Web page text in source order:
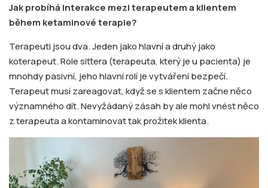
Jak probíhá interakce mezi terapeutem a klientem
během ketaminové terapie?
Terapeuti jsou dva. Jeden jako hlavní a druhý jako
koterapeut. Role sittera (terapeuta, který je u pacienta) je
mnohdy pasivní, jeho hlavní rolí je vytváření bezpečí.
Terapeut musí zareagovat, když se s klientem začne něco
významného dít. Nevyžádaný zásah by ale mohl vnést něco
z terapeuta a kontaminovat tak prožitek klienta.